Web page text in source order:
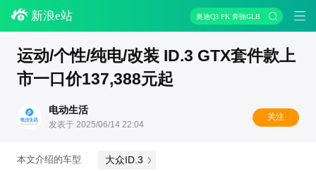
新浪e站 奥迪Q3 PK 奔驰GLB
运动/个性/纯电/改装 ID.3 GTX套件款上
市一口价137,388元起
电动生活
发表于 2025/06/14 22:04
关注
本文介绍的车型 大众ID.3